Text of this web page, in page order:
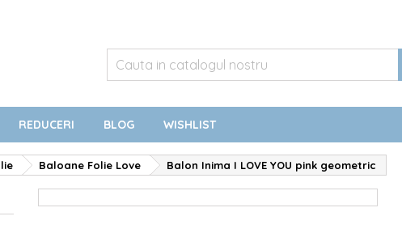
REDUCERI BLOG WISHLIST
Baloane Folie Love Balon Inima I LOVE YOU pink geometric